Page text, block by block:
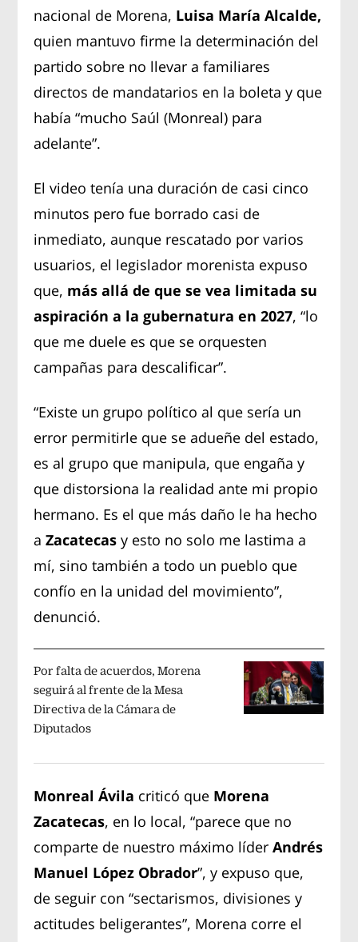
nacional de Morena, Luisa María Alcalde,
quien mantuvo firme la determinación del
partido sobre no llevar a familiares
directos de mandatarios en la boleta y que
había “mucho Saúl (Monreal) para
adelante”.
El video tenía una duración de casi cinco
minutos pero fue borrado casi de
inmediato, aunque rescatado por varios
usuarios, el legislador morenista expuso
que, más allá de que se vea limitada su
aspiración a la gubernatura en 2027, “lo
que me duele es que se orquesten
campañas para descalificar”.
“Existe un grupo político al que sería un
error permitirle que se adueñe del estado,
es al grupo que manipula, que engaña y
que distorsiona la realidad ante mi propio
hermano. Es el que más daño le ha hecho
aZacatecas y esto no solo me lastima a
mí, sino también a todo un pueblo que
confío en la unidad del movimiento”,
denunció.
Por falta de acuerdos, Morena
seguirá al frente de la Mesa
Directiva de la Cámara de
Diputados
Monreal Ávila criticó que Morena
Zacatecas, en lo local, “parece que no
comparte de nuestro máximo líderAndrés
Manuel López Obrador”, y expuso que,
de seguir con “sectarismos, divisiones y
actitudes beligerantes”, Morena corre el